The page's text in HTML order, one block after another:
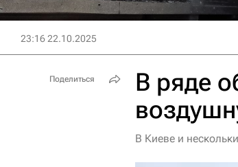
23:16 22.10.2025
В ряде
В Киеве и
Поделиться